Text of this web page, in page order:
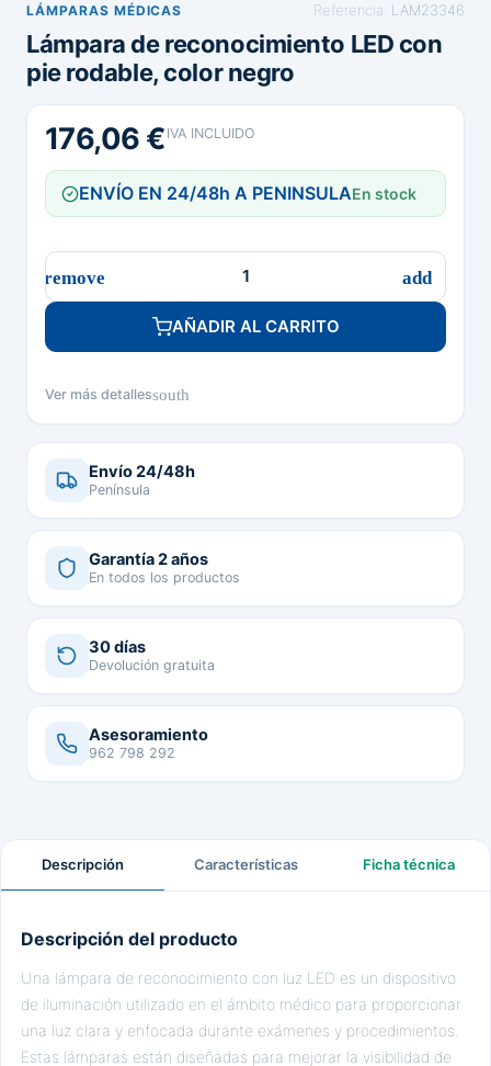
LÁMPARAS MÉDICAS Referencia: LAM23346
Lámpara de reconocimiento LED con
pie rodable, color negro
176,06 € IVA INCLUIDO
ENVÍO EN 24/48h A PENINSULAEn stock
AÑADIR AL CARRITO
Ver más detallessouth
Envío 24/48h
Península
Garantía 2 años
En todos los productos
30 días
Devolución gratuita
Asesoramiento
962 798 292
Descripción Características Ficha técnica
Descripción del producto
Una lámpara de reconocimiento con luz LED es un dispositivo
de iluminación utilizado en el ámbito médico para proporcionar
una luz clara y enfocada durante exámenes y procedimientos.
Estas lámparas están diseñadas para mejorar la visibilidad de